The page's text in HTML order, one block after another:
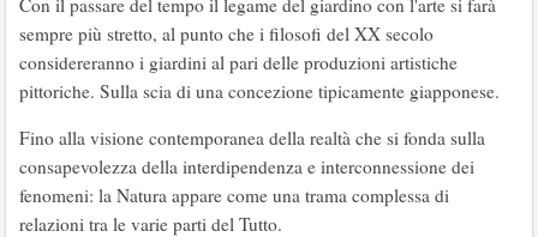
Con il passare del tempo il legame del giardino con l'arte si farà
sempre più stretto, al punto che i filosofi del XX secolo
considereranno i giardini al pari delle produzioni artistiche
pittoriche. Sulla scia di una concezione tipicamente giapponese.
Fino alla visione contemporanea della realtà che si fonda sulla
consapevolezza della interdipendenza e interconnessione dei
fenomeni: la Natura appare come una trama complessa di
relazioni tra le varie parti del Tutto.